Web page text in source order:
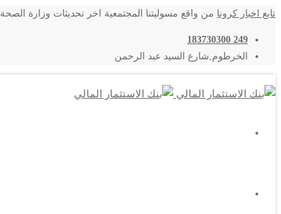
تابع اخبار كرونا من واقع مسوليتنا المجتمعية اخر تحديثات وزارة الصحة
249 183730300
الخرطوم,شارع السيد عبد الرحمن